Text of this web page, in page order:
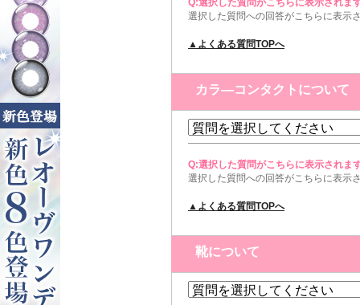
選択した質問への回答がこちらに表示
▲よくある質問TOPへ
カラ―コンタクトについて
Q:選択した質問がこちらに表示されま
選択した質問への回答がこちらに表示
▲よくある質問TOPへ
靴について